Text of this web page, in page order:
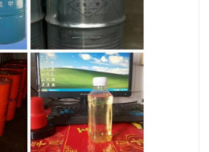
回收废四氯乙烯
上门回收废清洗剂